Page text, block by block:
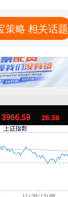
3966.59 26.56
策略 相关话题